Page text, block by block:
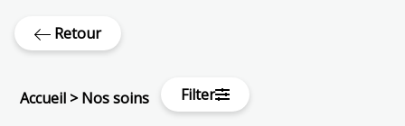
Retour
Accueil >Nos soins Filter